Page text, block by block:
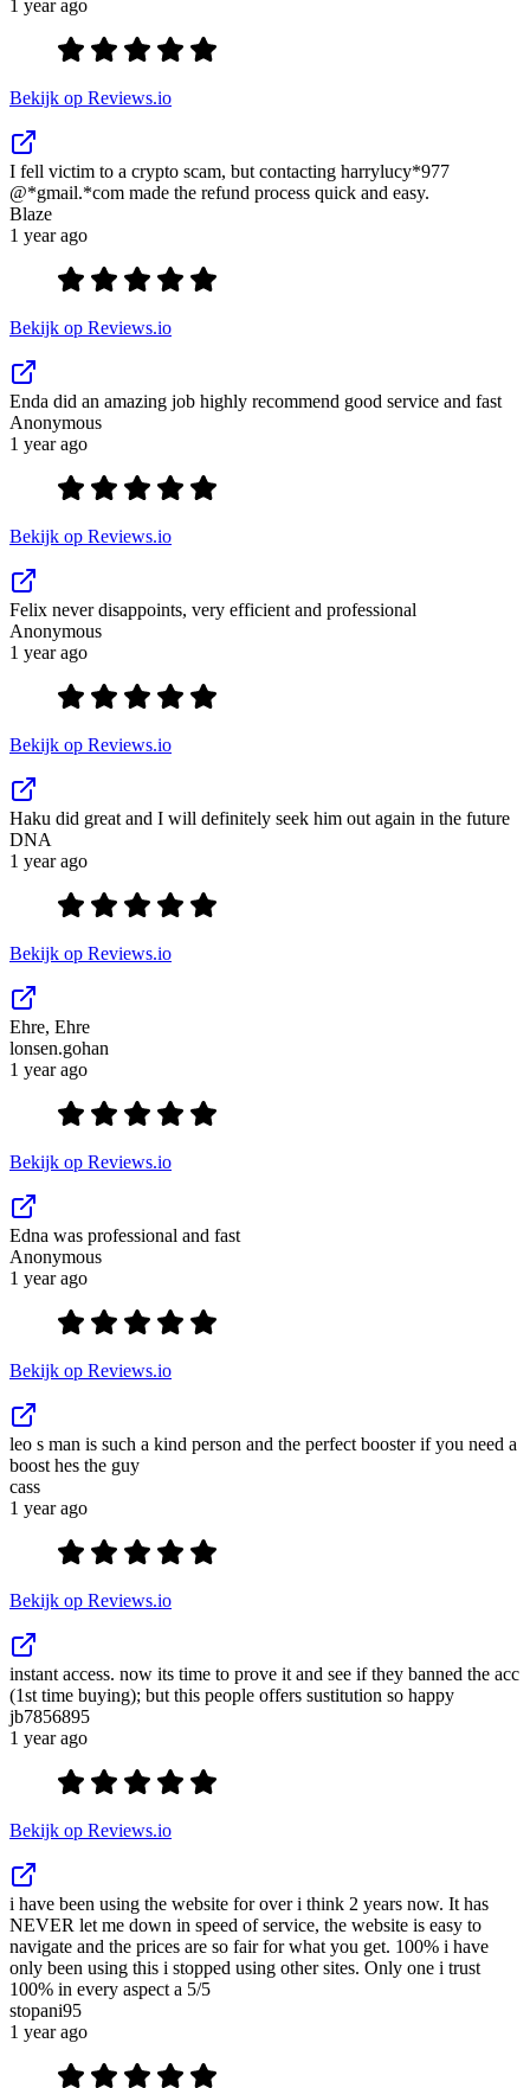
1 year ago
Bekijk op Reviews.io
I fell victim to a crypto scam, but contacting harrylucy*977
@*gmail.*com made the refund process quick and easy.
Blaze
1 year ago
Bekijk op Reviews.io
Enda did an amazing job highly recommend good service and fast
Anonymous
1 year ago
Bekijk op Reviews.io
Felix never disappoints, very efficient and professional
Anonymous
1 year ago
Bekijk op Reviews.io
Haku did great and I will definitely seek him out again in the future
DNA
1 year ago
Bekijk op Reviews.io
Ehre, Ehre
lonsen.gohan
1 year ago
Bekijk op Reviews.io
Edna was professional and fast
Anonymous
1 year ago
Bekijk op Reviews.io
leo s man is such a kind person and the perfect booster if you need a
boost hes the guy
cass
1 year ago
Bekijk op Reviews.io
instant access. now its time to prove it and see if they banned the acc
(1st time buying); but this people offers sustitution so happy
jb7856895
1 year ago
Bekijk op Reviews.io
i have been using the website for over i think 2 years now. It has
NEVER let me down in speed of service, the website is easy to
navigate and the prices are so fair for what you get. 100% i have
only been using this i stopped using other sites. Only one i trust
100% in every aspect a 5/5
stopani95
1 year ago